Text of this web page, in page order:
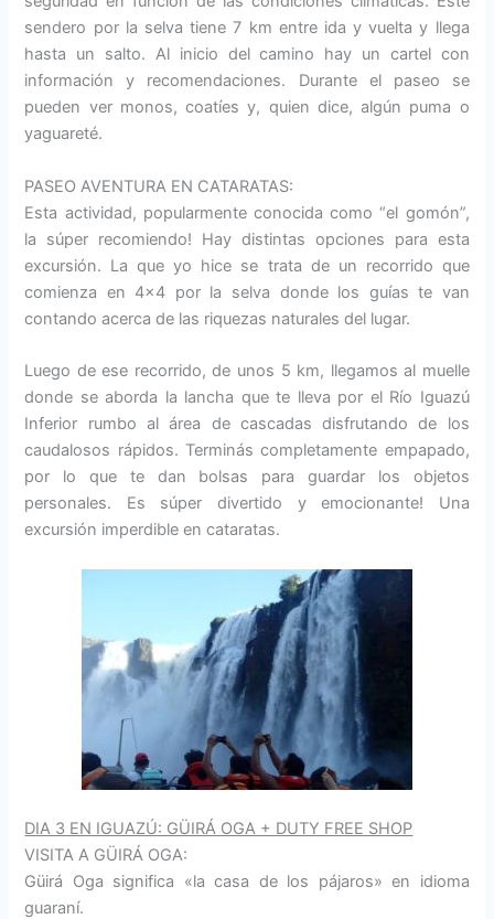
sendero por la selva tiene 7 km entre ida y vuelta y llega
hasta un salto. Al inicio del camino hay un cartel con
información y recomendaciones. Durante el paseo se
pueden ver monos, coatíes y, quien dice, algún puma o
yaguareté.
PASEO AVENTURA EN CATARATAS:
Esta actividad, popularmente conocida como “el gomón”,
la súper recomiendo! Hay distintas opciones para esta
excursión. La que yo hice se trata de un recorrido que
comienza en 4×4 por la selva donde los guías te van
contando acerca de las riquezas naturales del lugar.
Luego de ese recorrido, de unos 5 km, llegamos al muelle
donde se aborda la lancha que te lleva por el Río Iguazú
Inferior rumbo al área de cascadas disfrutando de los
caudalosos rápidos. Terminás completamente empapado,
por lo que te dan bolsas para guardar los objetos
personales. Es súper divertido y emocionante! Una
excursión imperdible en cataratas.
DIA 3 EN IGUAZÚ: GÜIRÁ OGA + DUTY FREE SHOP
VISITA A GÜIRÁ OGA:
Güirá Oga significa «la casa de los pájaros» en idioma
guaraní.